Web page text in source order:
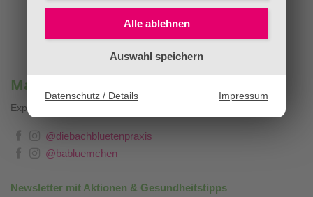
Alle ablehnen
Auswahl speichern
Datenschutz / Details Impressum
Mag. Sandra Stopar & BaBlümchen®
Expertenwissen, Blog & Liebevolles
@diebachbluetenpraxis
@babluemchen
Newsletter mit Aktionen & Gesundheitstipps